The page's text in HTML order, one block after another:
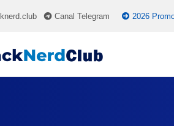
Canal Telegram 2026